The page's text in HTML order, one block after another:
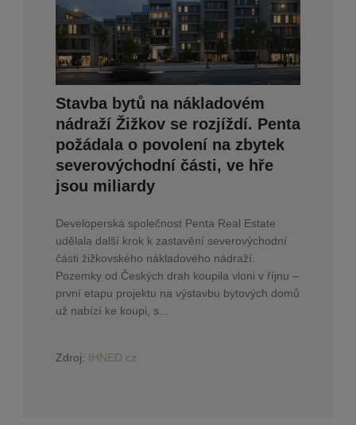
Stavba bytů na nákladovém
nádraží Žižkov se rozjíždí. Penta
požádala o povolení na zbytek
severovýchodní části, ve hře
jsou miliardy
Developerská společnost Penta Real Estate
udělala další krok k zastavění severovýchodní
části žižkovského nákladového nádraží.
Pozemky od Českých drah koupila vloni v říjnu –
první etapu projektu na výstavbu bytových domů
už nabízí ke koupi, s...
Zdroj: IHNED.cz